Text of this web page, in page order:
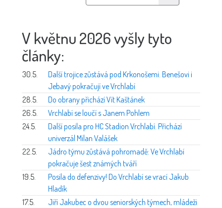
V květnu 2026 vyšly tyto
články:
30.5.
Další trojice zůstává pod Krkonošemi. Benešovi i
Jebavý pokračují ve Vrchlabí
28.5.
Do obrany přichází Vít Kaštánek
26.5.
Vrchlabí se loučí s Janem Pohlem
24.5.
Další posila pro HC Stadion Vrchlabí. Přichází
univerzál Milan Valášek
22.5.
Jádro týmu zůstává pohromadě: Ve Vrchlabí
pokračuje šest známých tváří
19.5.
Posila do defenzivy! Do Vrchlabí se vrací Jakub
Hladík
17.5.
Jiří Jakubec o dvou seniorských týmech, mládeži